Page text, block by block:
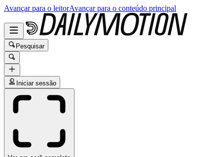
Avançar para o leitorAvançar para o conteúdo principal
Pesquisar
Iniciar sessão